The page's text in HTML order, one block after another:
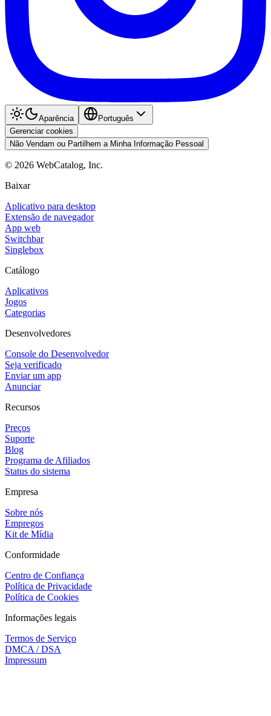
Aparência
Português
Gerenciar cookies
Não Vendam ou Partilhem a Minha Informação Pessoal
© 2026 WebCatalog, Inc.
Baixar
Aplicativo para desktop
Extensão de navegador
App web
Switchbar
Singlebox
Catálogo
Aplicativos
Jogos
Categorias
Desenvolvedores
Console do Desenvolvedor
Seja verificado
Enviar um app
Anunciar
Recursos
Preços
Suporte
Blog
Programa de Afiliados
Status do sistema
Empresa
Sobre nós
Empregos
Kit de Mídia
Conformidade
Centro de Confiança
Política de Privacidade
Política de Cookies
Informações legais
Termos de Serviço
DMCA / DSA
Impressum